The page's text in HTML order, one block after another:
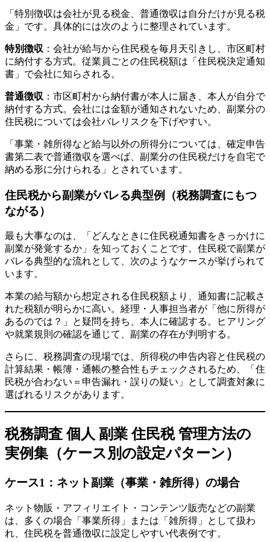
「特別徴収は会社が見る税金、普通徴収は自分だけが見る税
金」です。具体的には次のように整理されています。
特別徴収 ：会社が給与から住民税を毎月天引きし、市区町村
に納付する方式。従業員ごとの住民税額は「住民税決定通知
書」で会社に知らされる。
普通徴収 ：市区町村から納付書が本人に届き、本人が自分で
納付する方式。会社には金額が通知されないため、副業分の
住民税については会社バレリスクを下げやすい。
「事業・雑所得など給与以外の所得分については、確定申告
書第二表で普通徴収を選べば、副業分の住民税だけを自宅で
納める形に分けられる」とされています。
住民税から副業がバレる典型例（税務調査にもつ
ながる）
最も大事なのは、「どんなときに住民税通知書をきっかけに
副業が発覚するか」を知っておくことです。住民税で副業が
バレる典型的な流れとして、次のようなケースが挙げられて
います。
本業の給与額から想定される住民税額より、通知書に記載さ
れた税額が明らかに高い。経理・人事担当者が「他に所得が
あるのでは？」と疑問を持ち、本人に確認する。ヒアリング
や就業規則の確認を通じて、副業の存在が判明する。
さらに、税務調査の現場では、所得税の申告内容と住民税の
計算結果・帳簿・通帳の整合性もチェックされるため、「住
民税が合わない＝申告漏れ・誤りの疑い」として調査対象に
選ばれるリスクがあります。
税務調査 個人 副業 住民税 管理方法の
実例集（ケース別の設定パターン）
ケース1：ネット副業（事業・雑所得）の場合
ネット物販・アフィリエイト・コンテンツ販売などの副業
は、多くの場合「事業所得」または「雑所得」として扱わ
れ、住民税を普通徴収に設定しやすい代表例です。